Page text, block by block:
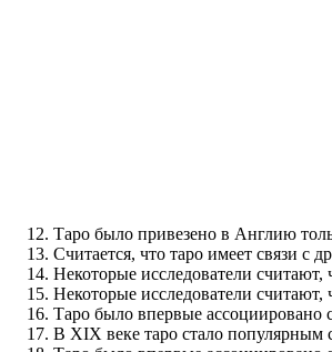
Таро было привезено в Англию
Считается, что таро имеет связи с
Некоторые исследователи
Некоторые исследователи
Таро было впервые ассоциировано
В XIX веке таро стало популярным